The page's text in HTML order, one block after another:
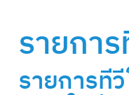
รายการ
รายการที